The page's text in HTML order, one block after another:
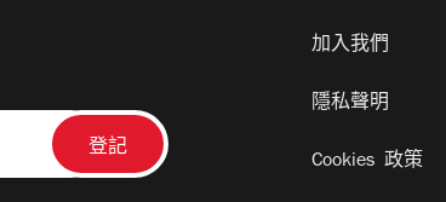
加入我們
隱私聲明
Cookies 政策